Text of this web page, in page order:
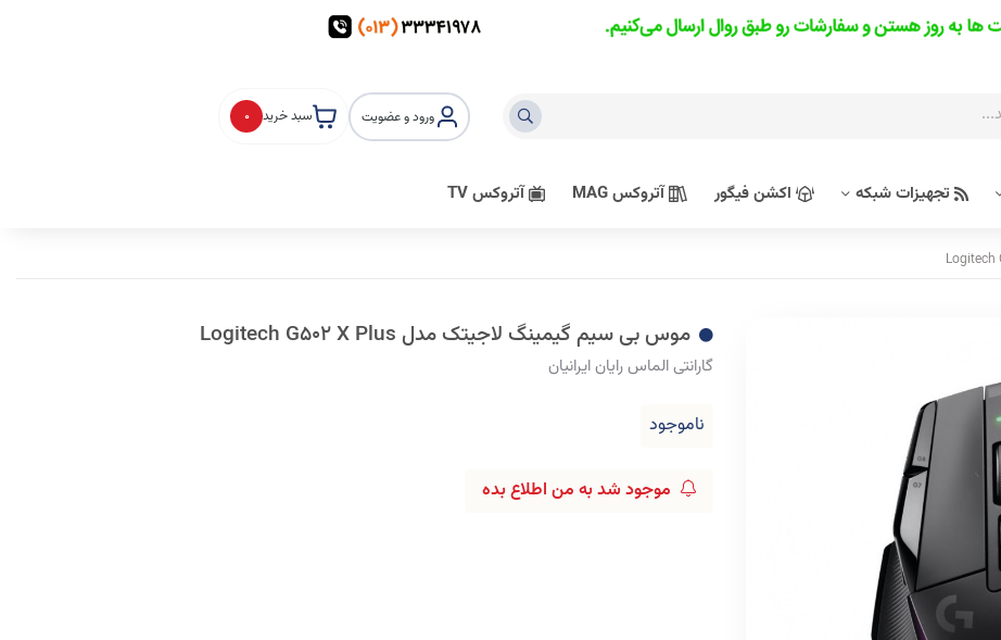
ورود و عضویت سبد خرید 0
تجهیزات شبکه اکشن فیگور آتروکس MAG آتروکس TV
موس بی سیم گیمینگ لاجیتک مدل Logitech G502 X Plus
گارانتی الماس رایان ایرانیان
ناموجود
موجود شد به من اطلاع بده